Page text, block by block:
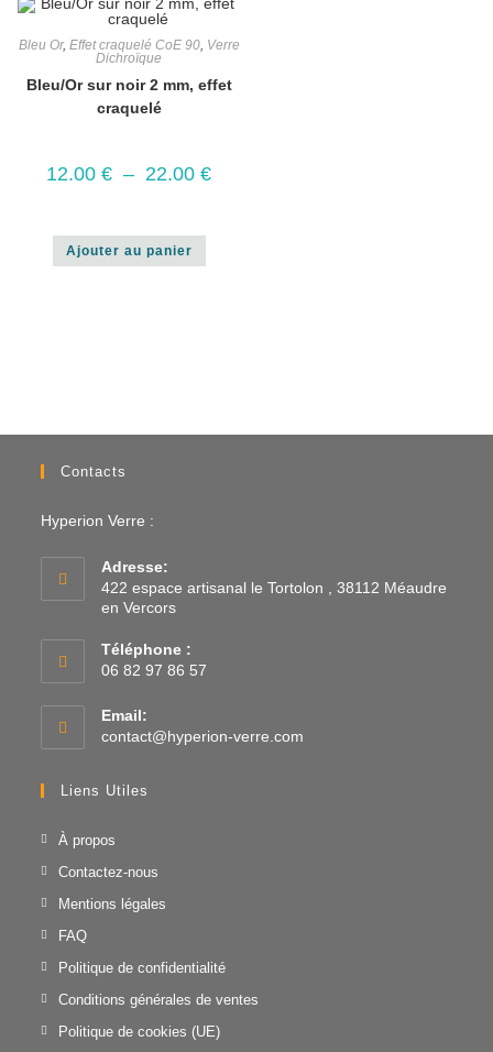
Bleu Or, Effet craquelé CoE 90, Verre
Dichroïque
Bleu/Or sur noir 2 mm, effet
craquelé
12.00 € – 22.00 €
Ajouter au panier
Contacts
Hyperion Verre :
Adresse:
422 espace artisanal le Tortolon , 38112 Méaudre
en Vercors
Téléphone :
06 82 97 86 57
Email:
contact@hyperion-verre.com
Liens Utiles
À propos
Contactez-nous
Mentions légales
FAQ
Politique de confidentialité
Conditions générales de ventes
Politique de cookies (UE)